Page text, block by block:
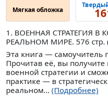
Мягкая обложка
1. ВОЕННАЯ СТРАТЕГИЯ
РЕАЛЬНОМ МИРЕ. 576
Эта книга — самоучитель
Прочитав её, вы
военной стратегии и
практике — в
реальном... (Подробнее)